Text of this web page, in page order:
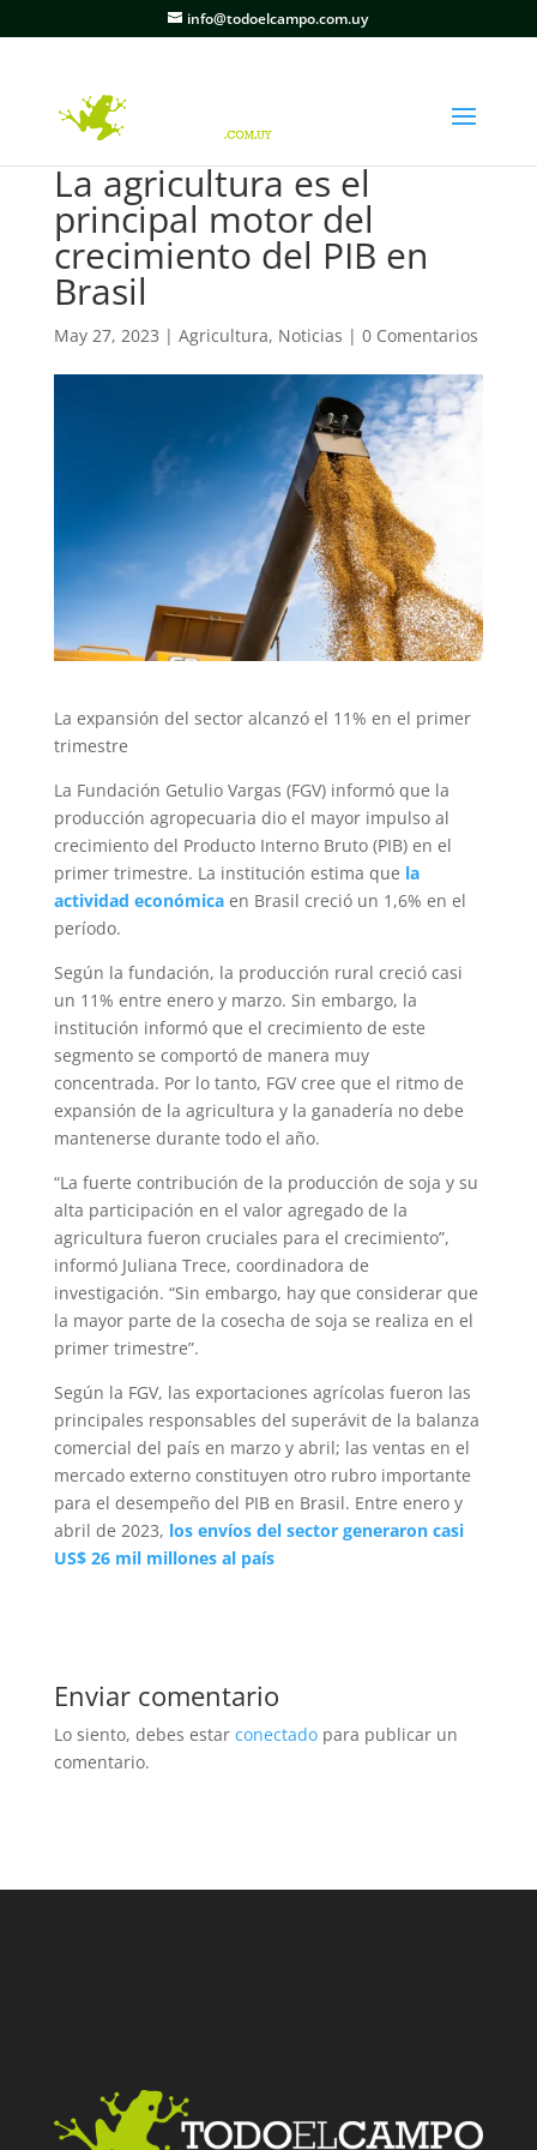
info@todoelcampo.com.uy
La agricultura es el
principal motor del
crecimiento del PIB en
Brasil
May 27, 2023 | Agricultura, Noticias | 0 Comentarios
La expansión del sector alcanzó el 11% en el primer
trimestre
La Fundación Getulio Vargas (FGV) informó que la
producción agropecuaria dio el mayor impulso al
crecimiento del Producto Interno Bruto (PIB) en el
primer trimestre. La institución estima que la
actividad económicaen Brasil creció un 1,6% en el
período.
Según la fundación, la producción rural creció casi
un 11% entre enero y marzo. Sin embargo, la
institución informó que el crecimiento de este
segmento se comportó de manera muy
concentrada. Por lo tanto, FGV cree que el ritmo de
expansión de la agricultura y la ganadería no debe
mantenerse durante todo el año.
“La fuerte contribución de la producción de soja y su
alta participación en el valor agregado de la
agricultura fueron cruciales para el crecimiento”,
informó Juliana Trece, coordinadora de
investigación. “Sin embargo, hay que considerar que
la mayor parte de la cosecha de soja se realiza en el
primer trimestre”.
Según la FGV, las exportaciones agrícolas fueron las
principales responsables del superávit de la balanza
comercial del país en marzo y abril; las ventas en el
mercado externo constituyen otro rubro importante
para el desempeño del PIB en Brasil. Entre enero y
abril de 2023, los envíos del sector generaron casi
US$ 26 mil millones al país
Enviar comentario
Lo siento, debes estar conectadopara publicar un
comentario.
Facebook